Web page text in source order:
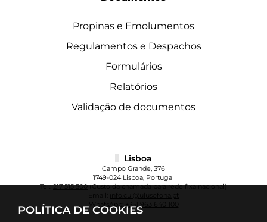
POLÍTICA DE COOKIES
Propinas e Emolumentos
Regulamentos e Despachos
Formulários
Relatórios
Validação de documentos
Lisboa
Campo Grande, 376
1749-024 Lisboa, Portugal
Tel.:217 515 500(Custo da chamada para rede fixa nacional)
info.cul@ulusofona.pt
WhatsApp:+351 963 640 100